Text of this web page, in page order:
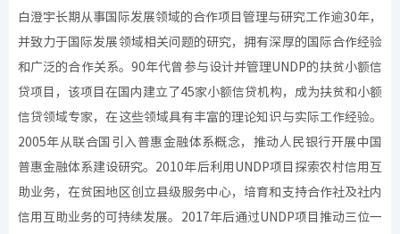
白澄宇⻓期从事国际发展领域的合作项⽬管理与研究⼯作逾30年，
并致⼒于国际发展领域相关问题的研究，拥有深厚的国际合作经验
和⼴泛的合作关系。90年代曾参与设计并管理UNDP的扶贫⼩额信
贷项⽬，该项⽬在国内建⽴了45家⼩额信贷机构，成为扶贫和⼩额
信贷领域专家，在这些领域具有丰富的理论知识与实际⼯作经验。
2005年从联合国引入普惠金融体系概念，推动人民银行开展中国
普惠金融体系建设研究。2010年后利⽤UNDP项⽬探索农村信用互
助业务，在贫困地区创⽴县级服务中⼼，培育和⽀持合作社及社内
信用互助业务的可持续发展。2017年后通过UNDP项目推动三位⼀